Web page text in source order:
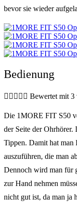
bevor sie wieder
Bedienung
     Bewertet mit 3
Die 1MORE FIT S50
der Seite der Ohrhörer.
Tippen. Damit hat
auszuführen, die man
Dennoch wird man für
zur Hand nehmen
nicht gut ist, da man ja